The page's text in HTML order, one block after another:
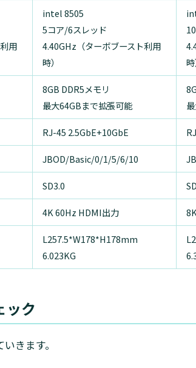
用
intel 8505
5コア/6スレッド
4.40GHz（ターボブースト利用
時）
8GB DDR5メモリ
最大64GBまで拡張可能
RJ-45 2.5GbE+10GbE
JBOD/Basic/0/1/5/6/10
SD3.0
4K 60Hz HDMI出力
L257.5*W178*H178mm
6.023KG
ック
きます。